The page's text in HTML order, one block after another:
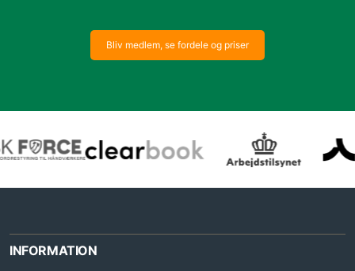
Bliv medlem, se fordele og priser
INFORMATION